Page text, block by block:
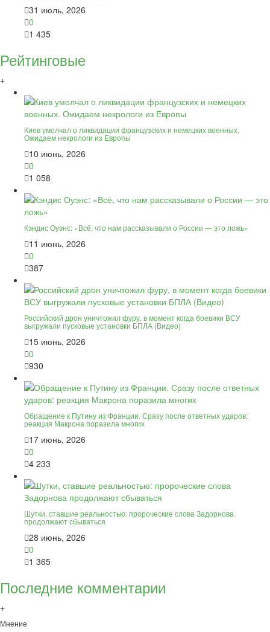
31 июль, 2026
0
1 435
Рейтинговые
+
Киев умолчал о ликвидации французских и немецких военных.
Ожидаем некрологи из Европы
10 июнь, 2026
0
1 058
Кэндис Оуэнс: «Всё, что нам рассказывали о России — это ложь»
11 июнь, 2026
0
387
Российский дрон уничтожил фуру, в момент когда боевики ВСУ
выгружали пусковые установки БПЛА (Видео)
15 июнь, 2026
0
930
Обращение к Путину из Франции. Сразу после ответных ударов:
реакция Макрона поразила многих
17 июнь, 2026
0
4 233
Шутки, ставшие реальностью: пророческие слова Задорнова
продолжают сбываться
28 июнь, 2026
0
1 365
Последние комментарии
+
Мнение